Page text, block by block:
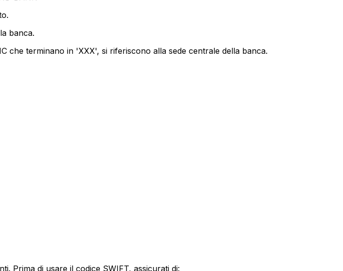
banca.
che terminano in 'XXX', si riferiscono alla sede centrale della banca.
Prima di usare il codice SWIFT, assicurati di: